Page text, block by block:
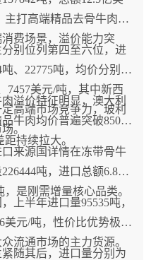
主打高端精品去骨牛肉，
费场景，溢价能力突
别位列第四至六位，进
、22775吨，均价分别为
7457美元/吨，其中新西
高端市场竞争力，玻利
。
溢价特征明显，澳大利
牛肉均价普遍突破8500
持续拉大。
来源国详情在冻带骨牛
吨，进口总额6.8亿
是刚需增量核心品类。
上半年进口量95535吨，
美元/吨，性价比优势极为
流通市场的主力货源。
随其后，进口量分别为